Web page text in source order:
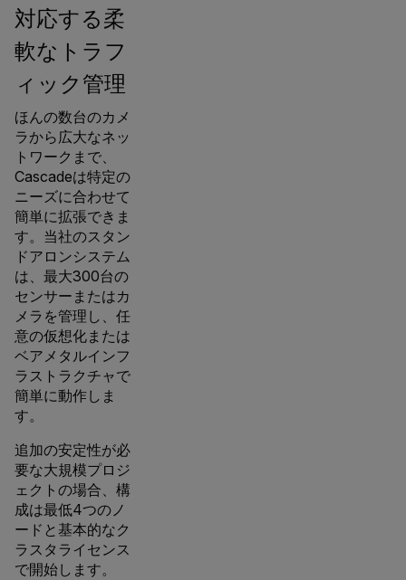
対応する柔
軟なトラフ
ィック管理
ほんの数台のカメ
ラから広大なネッ
トワークまで、
Cascadeは特定の
ニーズに合わせて
簡単に拡張できま
す。当社のスタン
ドアロンシステム
は、最大300台の
センサーまたはカ
メラを管理し、任
意の仮想化または
ベアメタルインフ
ラストラクチャで
簡単に動作しま
す。
追加の安定性が必
要な大規模プロジ
ェクトの場合、構
成は最低4つのノ
ードと基本的なク
ラスタライセンス
で開始します。